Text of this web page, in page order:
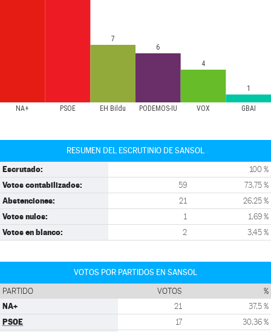
NA+ PSOE EH Bildu PODEMOS-IU VOX GBAI
7
6
4
1
RESUMEN DEL ESCRUTINIO DE SANSOL
Escrutado: 100 %
Votos contabilizados: 59 73,75 %
Abstenciones: 21 26,25 %
Votos nulos: 1 1,69 %
Votos en blanco: 2 3,45 %
VOTOS POR PARTIDOS EN SANSOL
PARTIDO VOTOS %
NA+ 21 37,5 %
PSOE 17 30,36 %